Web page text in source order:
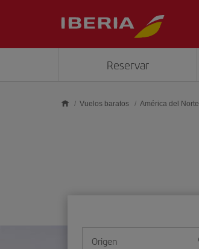
Reservar
Vuelos baratos América del Norte
Origen